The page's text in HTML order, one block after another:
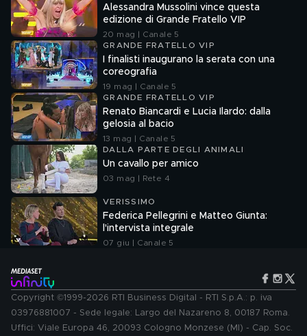
Alessandra Mussolini vince questa
edizione di Grande Fratello VIP
20 mag | Canale 5
GRANDE FRATELLO VIP
I finalisti inaugurano la serata con una
coreografia
19 mag | Canale 5
GRANDE FRATELLO VIP
Renato Biancardi e Lucia Ilardo: dalla
gelosia al bacio
13 mag | Canale 5
DALLA PARTE DEGLI ANIMALI
Un cavallo per amico
03 mag | Rete 4
VERISSIMO
Federica Pellegrini e Matteo Giunta:
l'intervista integrale
07 giu | Canale 5
Copyright ©1999-2026 RTI Business Digital - RTI S.p.A.: p. iva
03976881007 - Sede legale: Largo del Nazareno 8, 00187 Roma.
Uffici: Viale Europa 46, 20093 Cologno Monzese (MI) - Cap. Soc.